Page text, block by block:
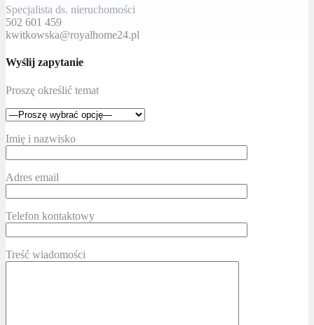
Specjalista ds. nieruchomości
502 601 459
kwitkowska@royalhome24.pl
Wyślij zapytanie
Proszę określić temat
Imię i nazwisko
Adres email
Telefon kontaktowy
Treść wiadomości